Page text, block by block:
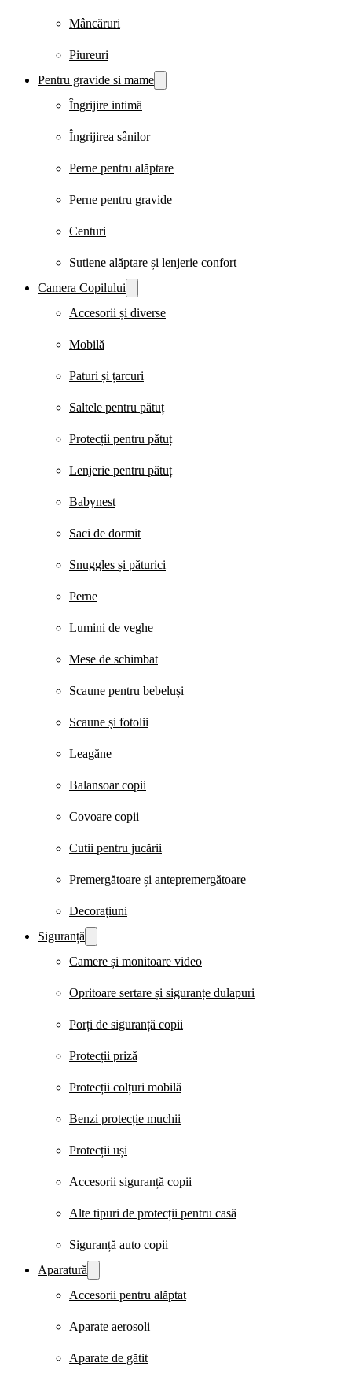
Mâncăruri
Piureuri
Pentru gravide si mame
Îngrijire intimă
Îngrijirea sânilor
Perne pentru alăptare
Perne pentru gravide
Centuri
Sutiene alăptare și lenjerie confort
Camera Copilului
Accesorii și diverse
Mobilă
Paturi și țarcuri
Saltele pentru pătuț
Protecții pentru pătuț
Lenjerie pentru pătuț
Babynest
Saci de dormit
Snuggles și păturici
Perne
Lumini de veghe
Mese de schimbat
Scaune pentru bebeluși
Scaune și fotolii
Leagăne
Balansoar copii
Covoare copii
Cutii pentru jucării
Premergătoare și antepremergătoare
Decorațiuni
Siguranță
Camere și monitoare video
Opritoare sertare și siguranțe dulapuri
Porți de siguranță copii
Protecții priză
Protecții colțuri mobilă
Benzi protecție muchii
Protecții uși
Accesorii siguranță copii
Alte tipuri de protecții pentru casă
Siguranță auto copii
Aparatură
Accesorii pentru alăptat
Aparate aerosoli
Aparate de gătit